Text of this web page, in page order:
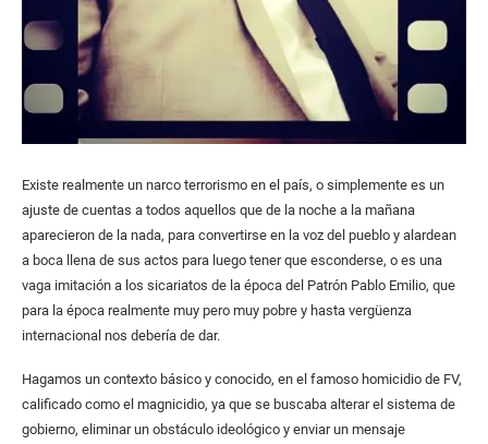
Existe realmente un narco terrorismo en el país, o simplemente es un
ajuste de cuentas a todos aquellos que de la noche a la mañana
aparecieron de la nada, para convertirse en la voz del pueblo y alardean
a boca llena de sus actos para luego tener que esconderse, o es una
vaga imitación a los sicariatos de la época del Patrón Pablo Emilio, que
para la época realmente muy pero muy pobre y hasta vergüenza
internacional nos debería de dar.
Hagamos un contexto básico y conocido, en el famoso homicidio de FV,
calificado como el magnicidio, ya que se buscaba alterar el sistema de
gobierno, eliminar un obstáculo ideológico y enviar un mensaje